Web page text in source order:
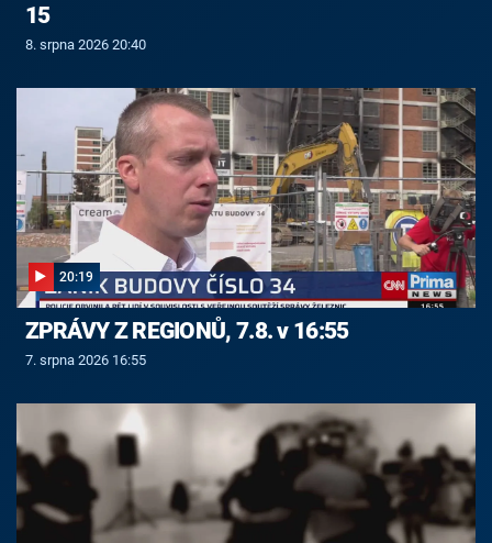
15
8. srpna 2026 20:40
20:19
ZPRÁVY Z REGIONŮ, 7.8. v 16:55
7. srpna 2026 16:55